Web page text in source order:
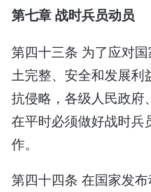
第七章 战时兵员动员
第四十三条 为了应对
土完整、安全和发展利
抗侵略，各级人民政府
在平时必须做好战时兵
作。
第四十四条 在国家发